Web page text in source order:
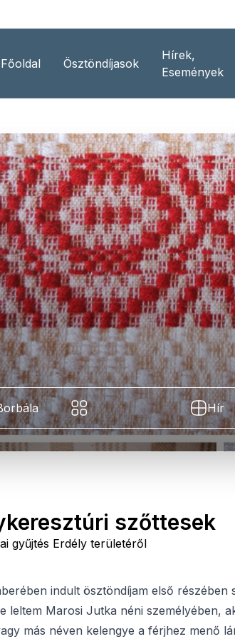
Főoldal Ösztöndíjasok
Hírek,
Események
Hír
szőttesek
gyűjtés Erdély területéről
indult ösztöndíjam első
leltem Marosi Jutka néni személyében,
más néven kelengye a férjhez menő